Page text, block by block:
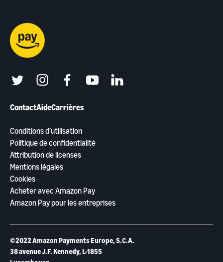
ContactAideCarrières
Conditions d’utilisation
Politique de confidentialité
Attribution de licenses
Mentions légales
Cookies
Acheter avec Amazon Pay
Amazon Pay pour les entreprises
twitter instagramfacebookyoutubelinkedin
©2022 Amazon Payments Europe, S.C.A.
38 avenue J.F. Kennedy, L-1855